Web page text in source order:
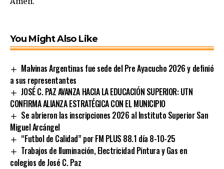
You Might Also Like
Malvinas Argentinas fue sede del Pre Ayacucho 2026 y definió
a sus representantes
JOSÉ C. PAZ AVANZA HACIA LA EDUCACIÓN SUPERIOR: UTN
CONFIRMA ALIANZA ESTRATÉGICA CON EL MUNICIPIO
Se abrieron las inscripciones 2026 al Instituto Superior San
Miguel Arcángel
“Futbol de Calidad” por FM PLUS 88.1 día 8-10-25
Trabajos de Iluminación, Electricidad Pintura y Gas en
colegios de José C. Paz